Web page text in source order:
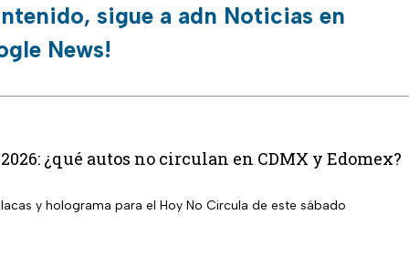
sigue a adn Noticias en
News!
¿qué autos no circulan en CDMX y Edomex?
y holograma para el Hoy No Circula de este sábado